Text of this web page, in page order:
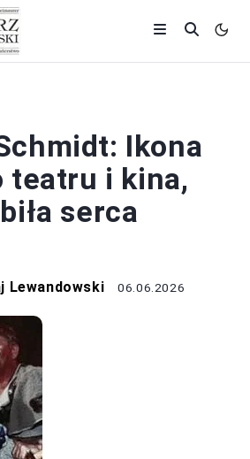
Ikona
teatru i kina,
serca
Lewandowski 06.06.2026